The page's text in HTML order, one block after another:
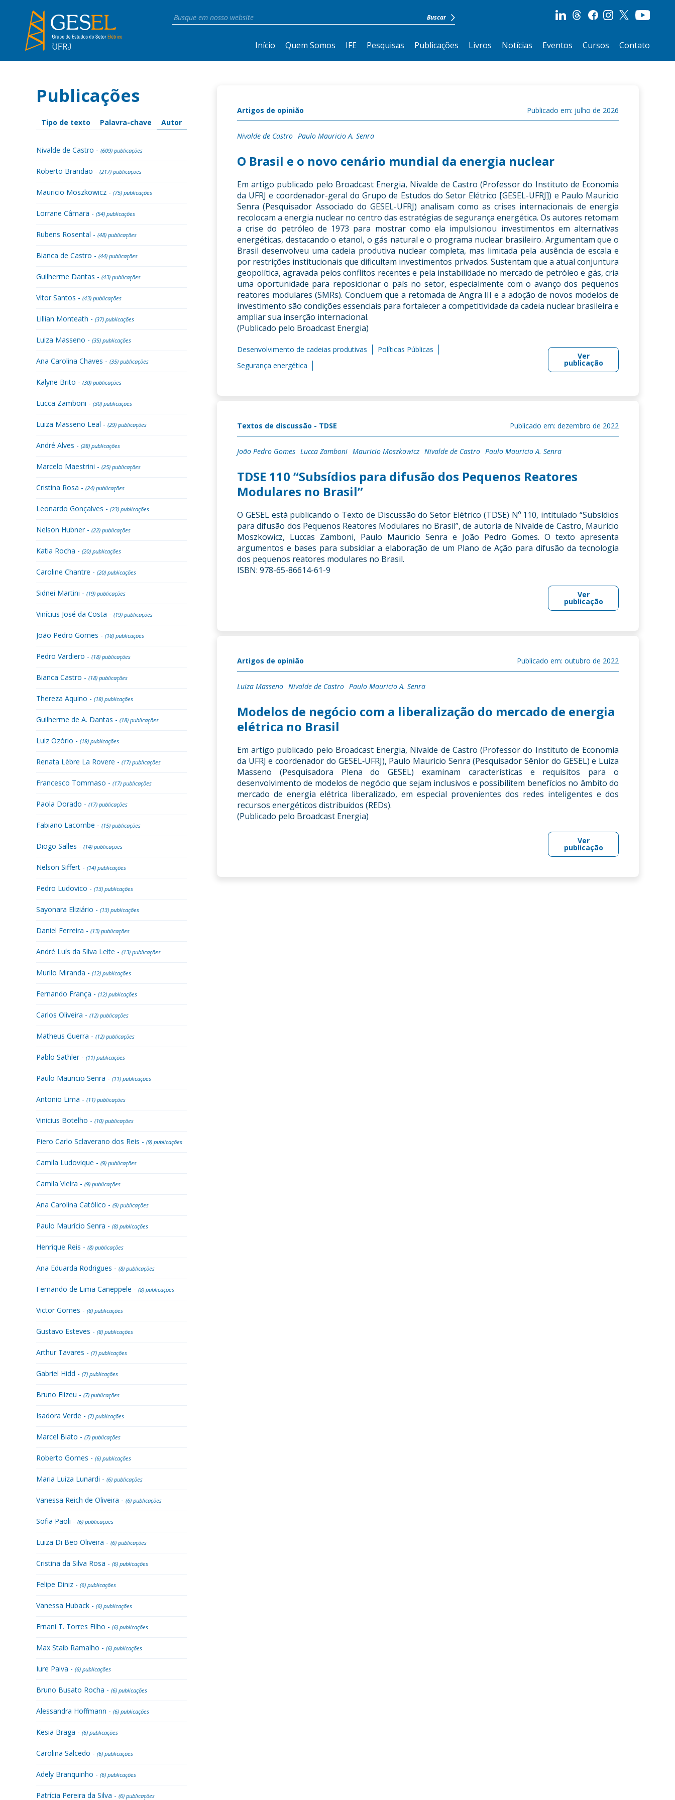
Início Quem Somos IFE Pesquisas Publicações Livros Notícias Eventos Cursos Contato
Publicações
Tipo de texto Palavra-chave Autor
Nivalde de Castro - (609) publicações
Roberto Brandão - (217) publicações
Mauricio Moszkowicz - (75) publicações
Lorrane Câmara - (54) publicações
Rubens Rosental - (48) publicações
Bianca de Castro - (44) publicações
Guilherme Dantas - (43) publicações
Vitor Santos - (43) publicações
Lillian Monteath - (37) publicações
Luiza Masseno - (35) publicações
Ana Carolina Chaves - (35) publicações
Kalyne Brito - (30) publicações
Lucca Zamboni - (30) publicações
Luiza Masseno Leal - (29) publicações
André Alves - (28) publicações
Marcelo Maestrini - (25) publicações
Cristina Rosa - (24) publicações
Leonardo Gonçalves - (23) publicações
Nelson Hubner - (22) publicações
Katia Rocha - (20) publicações
Caroline Chantre - (20) publicações
Sidnei Martini - (19) publicações
Vinícius José da Costa - (19) publicações
João Pedro Gomes - (18) publicações
Pedro Vardiero - (18) publicações
Bianca Castro - (18) publicações
Thereza Aquino - (18) publicações
Guilherme de A. Dantas - (18) publicações
Luiz Ozório - (18) publicações
Renata Lèbre La Rovere - (17) publicações
Francesco Tommaso - (17) publicações
Paola Dorado - (17) publicações
Fabiano Lacombe - (15) publicações
Diogo Salles - (14) publicações
Nelson Siffert - (14) publicações
Pedro Ludovico - (13) publicações
Sayonara Eliziário - (13) publicações
Daniel Ferreira - (13) publicações
André Luís da Silva Leite - (13) publicações
Murilo Miranda - (12) publicações
Fernando França - (12) publicações
Carlos Oliveira - (12) publicações
Matheus Guerra - (12) publicações
Pablo Sathler - (11) publicações
Paulo Mauricio Senra - (11) publicações
Antonio Lima - (11) publicações
Vinicius Botelho - (10) publicações
Piero Carlo Sclaverano dos Reis - (9) publicações
Camila Ludovique - (9) publicações
Camila Vieira - (9) publicações
Ana Carolina Católico - (9) publicações
Paulo Maurício Senra - (8) publicações
Henrique Reis - (8) publicações
Ana Eduarda Rodrigues - (8) publicações
Fernando de Lima Caneppele - (8) publicações
Victor Gomes - (8) publicações
Gustavo Esteves - (8) publicações
Arthur Tavares - (7) publicações
Gabriel Hidd - (7) publicações
Bruno Elizeu - (7) publicações
Isadora Verde - (7) publicações
Marcel Biato - (7) publicações
Roberto Gomes - (6) publicações
Maria Luiza Lunardi - (6) publicações
Vanessa Reich de Oliveira - (6) publicações
Sofia Paoli - (6) publicações
Luiza Di Beo Oliveira - (6) publicações
Cristina da Silva Rosa - (6) publicações
Felipe Diniz - (6) publicações
Vanessa Huback - (6) publicações
Ernani T. Torres Filho - (6) publicações
Max Staib Ramalho - (6) publicações
Iure Paiva - (6) publicações
Bruno Busato Rocha - (6) publicações
Alessandra Hoffmann - (6) publicações
Kesia Braga - (6) publicações
Carolina Salcedo - (6) publicações
Adely Branquinho - (6) publicações
Patrícia Pereira da Silva - (6) publicações
Artigos de opinião Publicado em: julho de 2026
Nivalde de Castro Paulo Mauricio A. Senra
O Brasil e o novo cenário mundial da energia nuclear
Em artigo publicado pelo Broadcast Energia, Nivalde de Castro (Professor do Instituto de Economia
da UFRJ e coordenador-geral do Grupo de Estudos do Setor Elétrico [GESEL-UFRJ]) e Paulo Mauricio
Senra (Pesquisador Associado do GESEL-UFRJ) analisam como as crises internacionais de energia
recolocam a energia nuclear no centro das estratégias de segurança energética. Os autores retomam
a crise do petróleo de 1973 para mostrar como ela impulsionou investimentos em alternativas
energéticas, destacando o etanol, o gás natural e o programa nuclear brasileiro. Argumentam que o
Brasil desenvolveu uma cadeia produtiva nuclear completa, mas limitada pela ausência de escala e
por restrições institucionais que dificultam investimentos privados. Sustentam que a atual conjuntura
geopolítica, agravada pelos conflitos recentes e pela instabilidade no mercado de petróleo e gás, cria
uma oportunidade para reposicionar o país no setor, especialmente com o avanço dos pequenos
reatores modulares (SMRs). Concluem que a retomada de Angra III e a adoção de novos modelos de
investimento são condições essenciais para fortalecer a competitividade da cadeia nuclear brasileira e
ampliar sua inserção internacional.
(Publicado pelo Broadcast Energia)
Desenvolvimento de cadeias produtivas
Políticas Públicas
Segurança energética
Ver
publicação
Textos de discussão - TDSE Publicado em: dezembro de 2022
João Pedro Gomes Lucca Zamboni Mauricio Moszkowicz Nivalde de Castro Paulo Mauricio A. Senra
TDSE 110 “Subsídios para difusão dos Pequenos Reatores
Modulares no Brasil”
O GESEL está publicando o Texto de Discussão do Setor Elétrico (TDSE) Nº 110, intitulado “Subsídios
para difusão dos Pequenos Reatores Modulares no Brasil”, de autoria de Nivalde de Castro, Mauricio
Moszkowicz, Luccas Zamboni, Paulo Mauricio Senra e João Pedro Gomes. O texto apresenta
argumentos e bases para subsidiar a elaboração de um Plano de Ação para difusão da tecnologia
dos pequenos reatores modulares no Brasil.
ISBN: 978-65-86614-61-9
Ver
publicação
Artigos de opinião Publicado em: outubro de 2022
Luiza Masseno Nivalde de Castro Paulo Mauricio A. Senra
Modelos de negócio com a liberalização do mercado de energia
elétrica no Brasil
Em artigo publicado pelo Broadcast Energia, Nivalde de Castro (Professor do Instituto de Economia
da UFRJ e coordenador do GESEL‐UFRJ), Paulo Mauricio Senra (Pesquisador Sênior do GESEL) e Luiza
Masseno (Pesquisadora Plena do GESEL) examinam características e requisitos para o
desenvolvimento de modelos de negócio que sejam inclusivos e possibilitem benefícios no âmbito do
mercado de energia elétrica liberalizado, em especial provenientes dos redes inteligentes e dos
recursos energéticos distribuídos (REDs).
(Publicado pelo Broadcast Energia)
Ver
publicação